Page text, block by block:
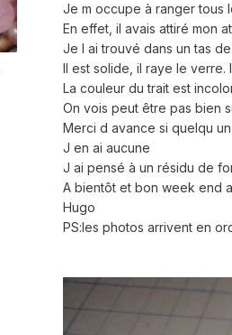
Je m occupe à ranger tous
En effet, il avais attiré mon
Je l ai trouvé dans un tas
Il est solide, il raye le verre.
La couleur du trait est
On vois peut être pas bien
Merci d avance si quelqu
J en ai aucune
J ai pensé à un résidu de
A bientôt et bon week end
Hugo
PS:les photos arrivent en